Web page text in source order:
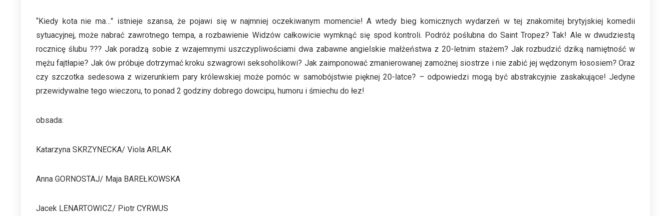
“Kiedy kota nie ma…” istnieje szansa, że pojawi się w najmniej oczekiwanym momencie! A wtedy bieg komicznych wydarzeń w tej znakomitej brytyjskiej komedii
sytuacyjnej, może nabrać zawrotnego tempa, a rozbawienie Widzów całkowicie wymknąć się spod kontroli. Podróż poślubna do Saint Tropez? Tak! Ale w dwudziestą
rocznicę ślubu ??? Jak poradzą sobie z wzajemnymi uszczypliwościami dwa zabawne angielskie małżeństwa z 20-letnim stażem? Jak rozbudzić dziką namiętność w
mężu fajtłapie? Jak ów próbuje dotrzymać kroku szwagrowi seksoholikowi? Jak zaimponować zmanierowanej zamożnej siostrze i nie zabić jej wędzonym łososiem? Oraz
czy szczotka sedesowa z wizerunkiem pary królewskiej może pomóc w samobójstwie pięknej 20-latce? – odpowiedzi mogą być abstrakcyjnie zaskakujące! Jedyne
przewidywalne tego wieczoru, to ponad 2 godziny dobrego dowcipu, humoru i śmiechu do łez!
obsada:
Katarzyna SKRZYNECKA/ Viola ARLAK
Anna GORNOSTAJ/ Maja BAREŁKOWSKA
Jacek LENARTOWICZ/ Piotr CYRWUS